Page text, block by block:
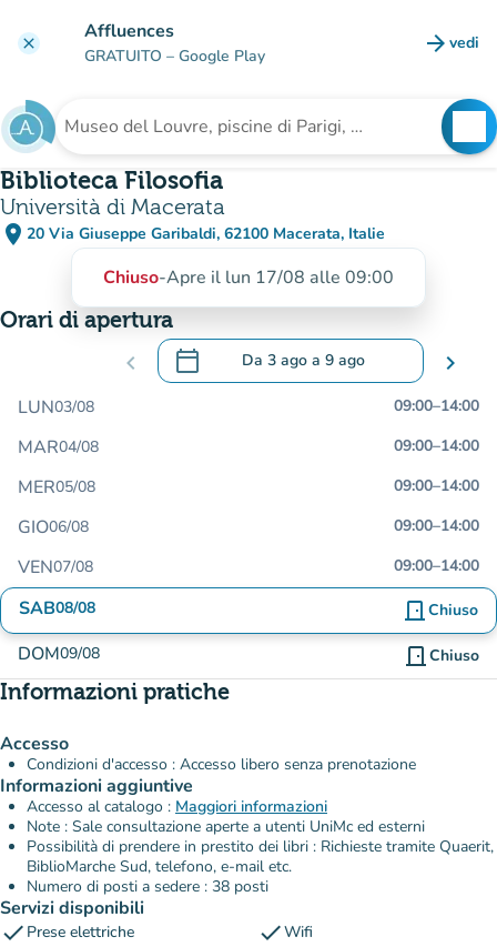
clear Affluences
GRATUITO – Google Play arrow_forward vedi
Cerca una struttura
Biblioteca Filosofia
Università di Macerata
place 20 Via Giuseppe Garibaldi, 62100 Macerata, Italie
(apri in Google Maps)
(nuova scheda)
Chiuso-Apre il lun 17/08 alle 09:00
Orari di apertura
chevron_left calendar_today Da 3 ago a 9 ago
.Aprire il calendario per modificare le
chevron_right
LUN03/08 09:00–14:00
MAR04/08 09:00–14:00
MER05/08 09:00–14:00
GIO06/08 09:00–14:00
VEN07/08 09:00–14:00
SAB08/08 door_front Chiuso
DOM09/08 door_front Chiuso
Informazioni pratiche
Accesso
Condizioni d'accesso : Accesso libero senza prenotazione
Informazioni aggiuntive
Accesso al catalogo : Maggiori informazioni
Note : Sale consultazione aperte a utenti UniMc ed esterni
Possibilità di prendere in prestito dei libri : Richieste tramite Quaerit,
BiblioMarche Sud, telefono, e-mail etc.
Numero di posti a sedere : 38 posti
Servizi disponibili
check Prese elettriche checkWifi